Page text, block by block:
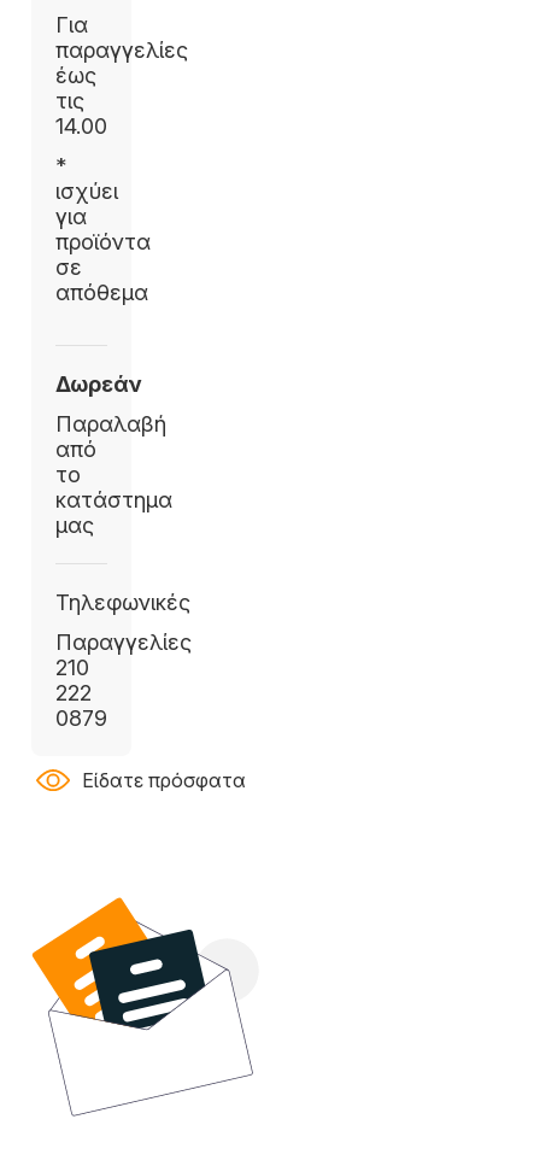
Για
παραγγελίες
έως
τις
14.00
*
ισχύει
για
προϊόντα
σε
απόθεμα
Δωρεάν
Παραλαβή
από
το
κατάστημα
μας
Τηλεφωνικές
Παραγγελίες
210
222
0879
Είδατε πρόσφατα